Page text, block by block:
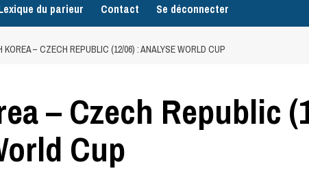
du parieur Contact Se déconnecter
KOREA – CZECH REPUBLIC (12/06) : ANALYSE WORLD CUP
– Czech Republic
Cup